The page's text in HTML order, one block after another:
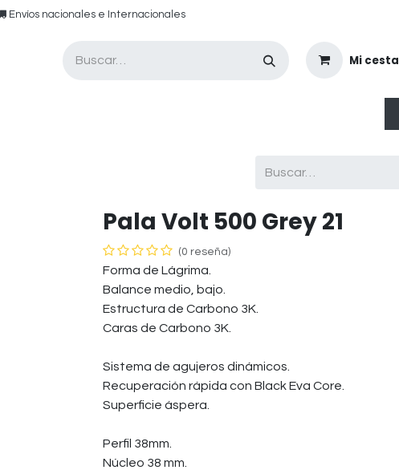
​​ E​nvíos nacionales e ​​​Internacionales​
Mi cesta
Pala Volt 500 Grey 21
(0 reseña)
Forma de Lágrima.
Balance medio, bajo.
Estructura de Carbono 3K.
Caras de Carbono 3K.
Sistema de agujeros dinámicos.
Recuperación rápida con Black Eva Core.
Superficie áspera.
Perfil 38mm.
Núcleo 38 mm.